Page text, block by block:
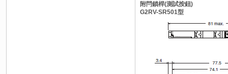
附閂鎖桿(測試按鈕)
G2RV-SR501型